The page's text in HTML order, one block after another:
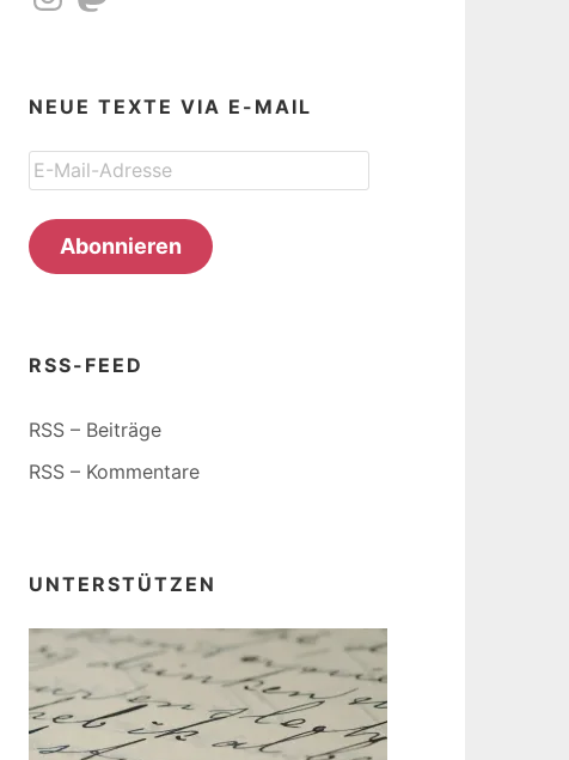
NEUE TEXTE VIA E-MAIL
E-
Mail-
Adresse
Abonnieren
RSS-FEED
RSS – Beiträge
RSS – Kommentare
UNTERSTÜTZEN